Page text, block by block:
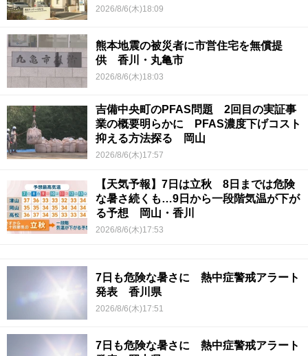
2026/8/6(木)18:09
熊本地震の被災者に市営住宅を無償提
供 香川・丸亀市
2026/8/6(木)18:03
吉備中央町のPFAS問題 2回目の実証事
業の概要明らかに PFAS濃度下げコスト
抑える方法探る 岡山
2026/8/6(木)17:57
【天気予報】7日は立秋 8日までは危険
な暑さ続くも…9日から一段階気温が下が
る予想 岡山・香川
2026/8/6(木)17:53
7日も危険な暑さに 熱中症警戒アラート
発表 香川県
2026/8/6(木)17:51
7日も危険な暑さに 熱中症警戒アラート